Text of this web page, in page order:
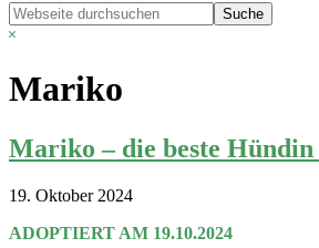
Webseite
durchsuchen
Hide
Mariko
Mariko – die beste
19. Oktober 2024
ADOPTIERT AM 19.10.2024